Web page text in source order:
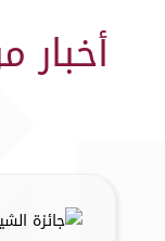
أخبار